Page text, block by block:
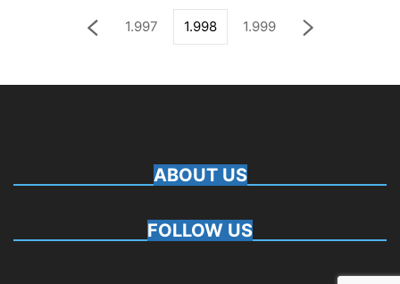
1.997 1.998 1.999
ABOUT US
FOLLOW US